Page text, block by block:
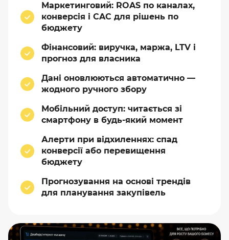
Маркетинговий: ROAS по каналах,
конверсія і CAC для рішень по
бюджету
Фінансовий: виручка, маржа, LTV і
прогноз для власника
Дані оновлюються автоматично —
жодного ручного збору
Мобільний доступ: читається зі
смартфону в будь-який момент
Алерти при відхиленнях: спад
конверсії або перевищення
бюджету
Прогнозування на основі трендів
для планування закупівель